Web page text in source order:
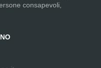
consapevoli,